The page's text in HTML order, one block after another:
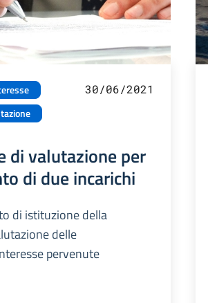
30/06/2021
di valutazione per
di due incarichi
di istituzione della
delle
pervenute